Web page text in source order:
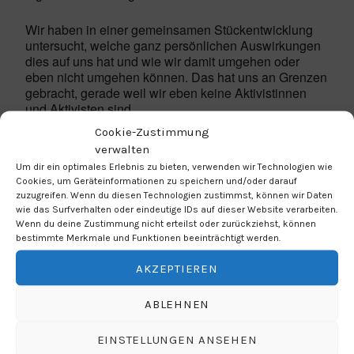
Cookie-Zustimmung
verwalten
Um dir ein optimales Erlebnis zu bieten, verwenden wir Technologien wie
Cookies, um Geräteinformationen zu speichern und/oder darauf
zuzugreifen. Wenn du diesen Technologien zustimmst, können wir Daten
wie das Surfverhalten oder eindeutige IDs auf dieser Website verarbeiten.
Wenn du deine Zustimmung nicht erteilst oder zurückziehst, können
bestimmte Merkmale und Funktionen beeinträchtigt werden.
AKZEPTIEREN
ABLEHNEN
EINSTELLUNGEN ANSEHEN
Wir haben in einer gemeinsamen Stückentwicklung
untersucht, welche ganz persönlichen Auswirkungen
dies auf uns hat und wie wir damit umgehen oder
eben nicht umgehen können. Das hat uns an Grenzen
gebracht, gerade weil wir eben keine Aktivistinnen
und Aktivisten sind.
Auch die Erwachsenen werden angeklagt, eigentlich
richten sich alle Vorwürfe aber genauso und noch
mehr gegen uns selbst.
Entstanden ist die Annäherung „Das Problem ist
da“.
Aufführungen finden amDienstag, 30.4.24 um 20:00
Mittwoch, 1.5.24 (Maifeiertag) um 18:00 Uhr
Ernst-Mach-Gymnasiums Haar (Jagdfeldring 82,
emg@blickwechsel.theater, in den